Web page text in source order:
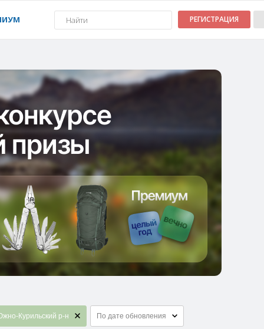
РЕГИСТРАЦИЯ
Курильский р-н По дате обновления